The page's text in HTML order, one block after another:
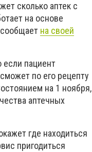
сколько аптек с
на основе
на своей
если пациент
по его рецепту
на 1 ноября,
аптечных
где находиться
пригодиться